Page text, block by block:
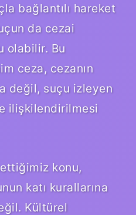
bağlantılı hareket
da cezai
olabilir. Bu
ceza, cezanın
değil, suçu izleyen
ilişkilendirilmesi
konu,
katı kurallarına
Kültürel